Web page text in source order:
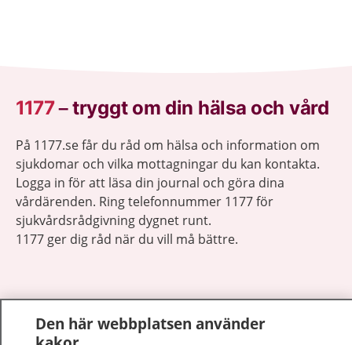
1177–tryggt om din hälsa och vård
På 1177.se får du råd om hälsa och information om
sjukdomar och vilka mottagningar du kan kontakta.
Logga in för att läsa din journal och göra dina
vårdärenden. Ring telefonnummer 1177 för
sjukvårdsrådgivning dygnet runt.
1177 ger dig råd när du vill må bättre.
Den här webbplatsen använder